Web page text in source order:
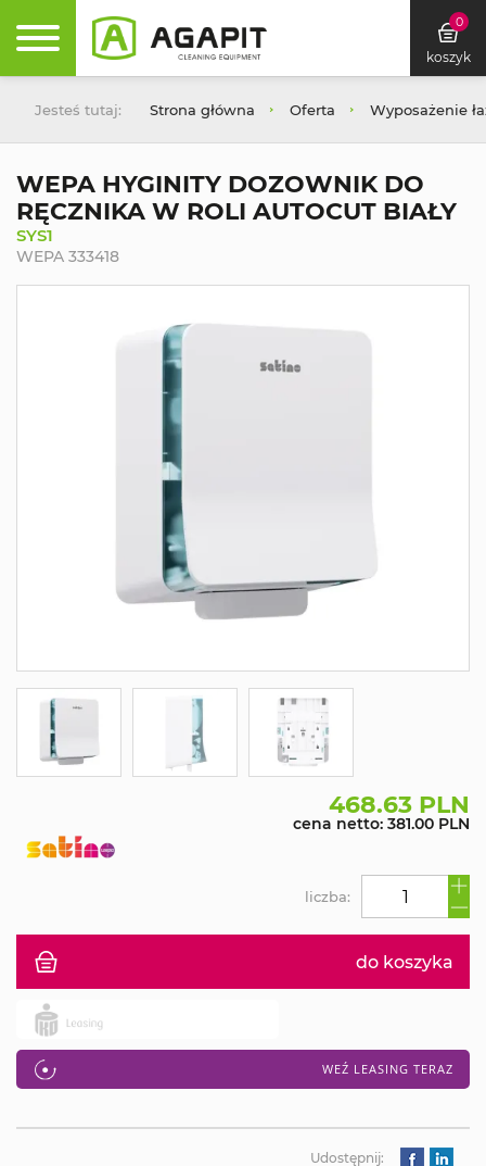
0
koszyk
Jesteś tutaj: Strona główna Oferta Wyposażenie
WEPA HYGINITY DOZOWNIK DO
RĘCZNIKA W ROLI AUTOCUT BIAŁY
SYS1
WEPA 333418
468.63 PLN
cena netto: 381.00 PLN
do koszyka
WEŹ LEASING TERAZ
liczba:
Udostępnij: